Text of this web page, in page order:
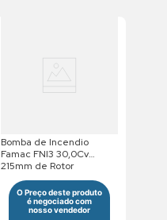
Bomba de Incendio
Famac FNI3 30,0Cv
215mm de Rotor
220/380/440V Trifasico
Saída Roscada
O Preço deste produto
é negociado com
nosso vendedor